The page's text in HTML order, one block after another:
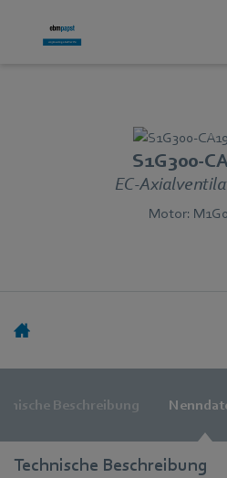
S1G300-
EC-
Motor:
Beschreibung
Technische Beschreibung